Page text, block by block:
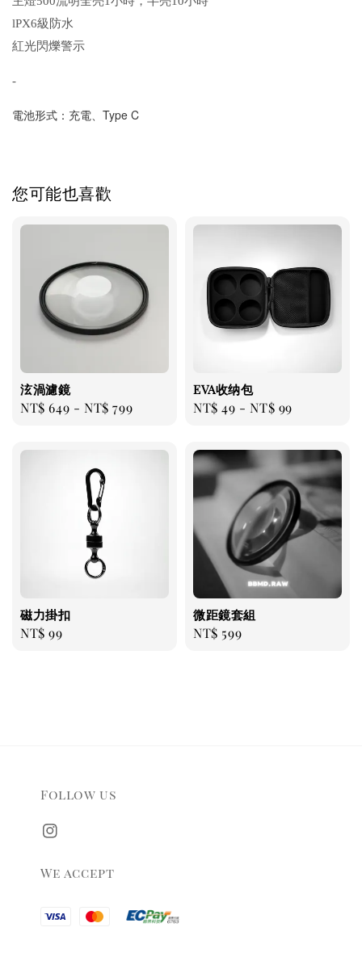
lPX6級防水
紅光閃爍警示
-
電池形式：充電、Type C
您可能也喜歡
泫渦濾鏡
Regular
NT$ 649 -NT$ 799
EVA收纳包
Regular
NT$ 49 -NT$ 99
磁力掛扣
Regular
NT$ 99
微距鏡套組
Regular
NT$ 599
Follow us
We accept